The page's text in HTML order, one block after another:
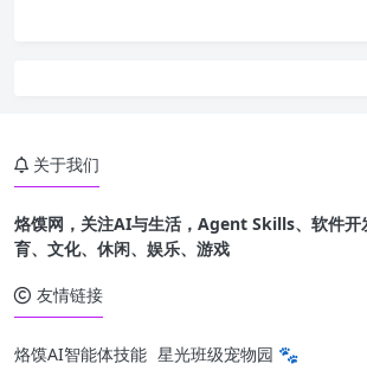
关于我们
烙馍网，关注AI与生活，Agent Skills、软件开
育、文化、休闲、娱乐、游戏
友情链接
烙馍AI智能体技能 星光班级宠物园 🐾